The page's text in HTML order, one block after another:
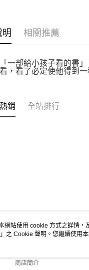
明 相關推薦
一部給小孩子看的書
，看了必定使他得到
銷 全站排行
關於我們
商店簡介
網站使用 cookie 方式之詳情
」之 Cookie 聲明。您繼續使用